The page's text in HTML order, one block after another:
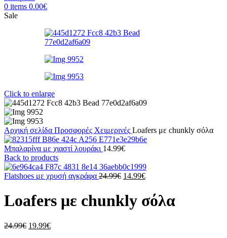
0 items 0.00€
Sale
Click to enlarge
Αρχική σελίδα Προσφορές Χειμερινές Loafers με chunkly σόλα
Μπαλαρίνα με χιαστί λουράκι 14.99€
Back to products
Flatshoes με χρυσή αγκράφα 24.99€ Original
was:
24.99€.
14.99€Η
τιμή
είναι:
Loafers με chunkly σόλα
24.99€ Original
19.99€Η